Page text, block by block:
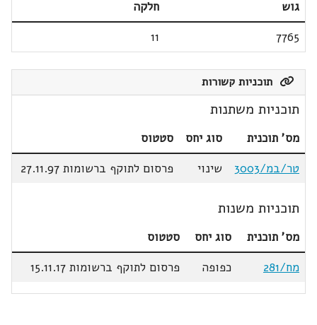
גוש
חלקה
7765
11
תוכניות קשורות
תוכניות משתנות
מס' תוכנית סוג יחס
סטטוס
טר/במ/3003
שינוי פרסום לתוקף ברשומות 27.11.97
תוכניות משנות
מס' תוכנית סוג יחס
סטטוס
מח/281
כפופה פרסום לתוקף ברשומות 15.11.17